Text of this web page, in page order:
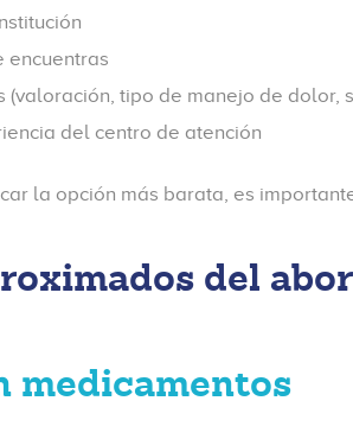
encuentras
(valoración, tipo de manejo de dolor,
del centro de atención
la opción más barata, es
del
medicamentos